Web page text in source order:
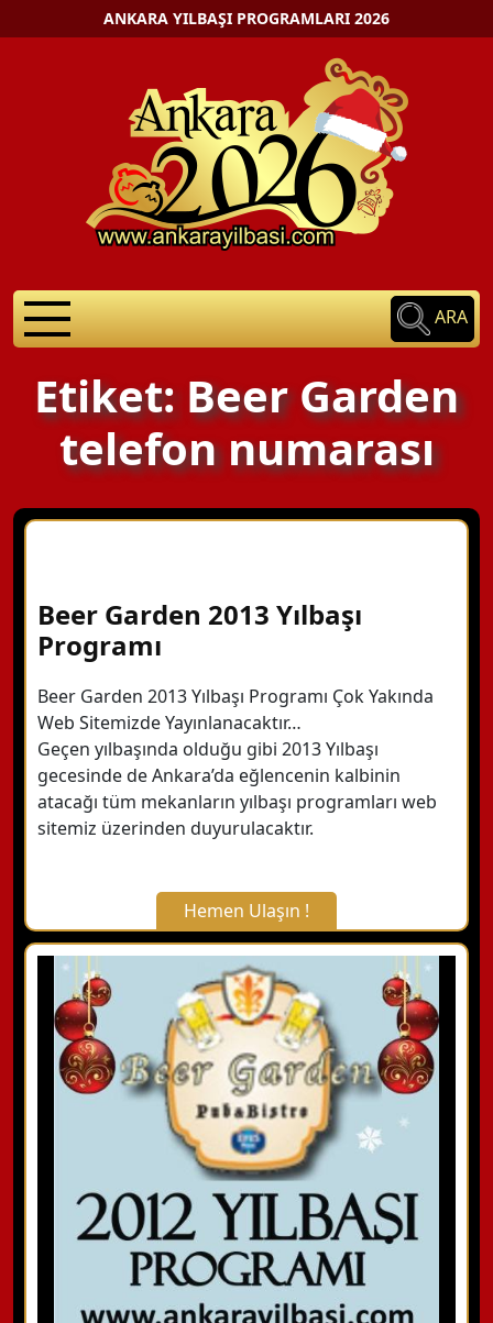
ANKARA YILBAŞI PROGRAMLARI 2026
ARA
Etiket: Beer Garden
telefon numarası
Beer Garden 2013 Yılbaşı
Programı
Beer Garden 2013 Yılbaşı Programı Çok Yakında
Web Sitemizde Yayınlanacaktır…
Geçen yılbaşında olduğu gibi 2013 Yılbaşı
gecesinde de Ankara’da eğlencenin kalbinin
atacağı tüm mekanların yılbaşı programları web
sitemiz üzerinden duyurulacaktır.
Hemen Ulaşın !
X Kapat
WhatsApp ile Bilgi Alın
Hemen Arayın
Detaylı Bilgi Alın